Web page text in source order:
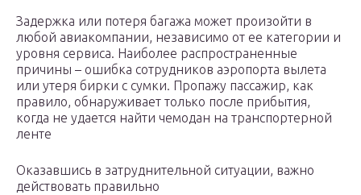
Задержка или потеря багажа может произойти в
любой авиакомпании, независимо от ее категории и
уровня сервиса. Наиболее распространенные
причины – ошибка сотрудников аэропорта вылета
или утеря бирки с сумки. Пропажу пассажир, как
правило, обнаруживает только после прибытия,
когда не удается найти чемодан на транспортерной
ленте
Оказавшись в затруднительной ситуации, важно
действовать правильно